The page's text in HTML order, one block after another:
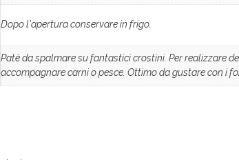
Dopo l'apertura conservare in frigo.
Patè da spalmare su fantastici crostini. Per realizzare
accompagnare carni o pesce. Ottimo da gustare con i